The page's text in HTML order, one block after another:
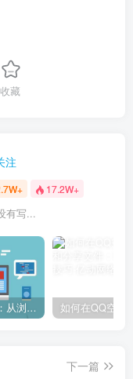
收藏
注
17.2W+
有写...
如何访问网站：从浏览器输入到页面加载的完整步骤详解
下一篇